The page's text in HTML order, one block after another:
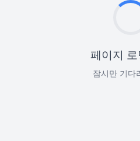
페이지
잠시만 기다